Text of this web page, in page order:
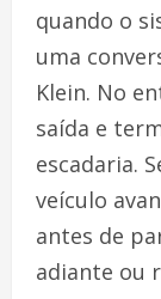
quando o
uma
Klein. No
saída e
escadaria.
veículo
antes de
adiante ou